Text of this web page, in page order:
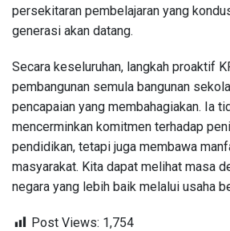
persekitaran pembelajaran yang
generasi akan datang.
Secara keseluruhan, langkah proaktif
pembangunan semula bangunan
pencapaian yang membahagiakan. Ia
mencerminkan komitmen terhadap
pendidikan, tetapi juga membawa
masyarakat. Kita dapat melihat masa
negara yang lebih baik melalui usaha
Post Views: 1,754